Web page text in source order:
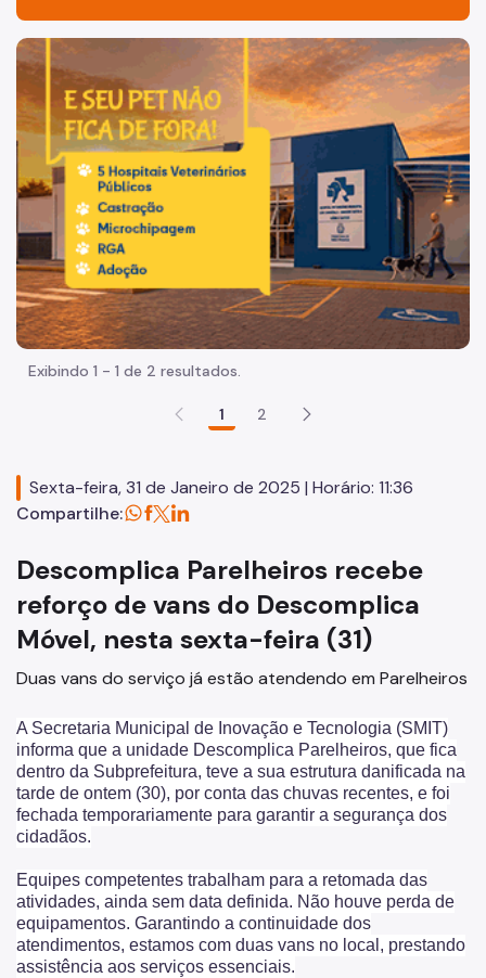
Acesso à Informação
Participação Social
Quadro de Serviços
Acesso à Proteção de Dados Pessoais
Notícias
Comunicação
Atendimento ao Cidadão
SP156
Política de Atendimento ao Cidadão
Processo Eletrônico
Empreenda Fácil
Telecentros
Certificações ISO
Sampa Sandbox
Metaverso SP
Imagem de um cachorro caramelo e uma gata rajada,
Exibindo 1 - 1 de 2 resultados.
1 2
Sexta-feira, 31 de Janeiro de 2025 | Horário: 11:36
Compartilhe:
Descomplica Parelheiros recebe
reforço de vans do Descomplica
Móvel, nesta sexta-feira (31)
Duas vans do serviço já estão atendendo em Parelheiros
A Secretaria Municipal de Inovação e Tecnologia (SMIT)
informa que a unidade Descomplica Parelheiros, que fica
dentro da Subprefeitura, teve a sua estrutura danificada na
tarde de ontem (30), por conta das chuvas recentes, e foi
fechada temporariamente para garantir a segurança dos
cidadãos.
Equipes competentes trabalham para a retomada das
atividades, ainda sem data definida. Não houve perda de
equipamentos. Garantindo a continuidade dos
atendimentos, estamos com duas vans no local, prestando
assistência aos serviços essenciais.